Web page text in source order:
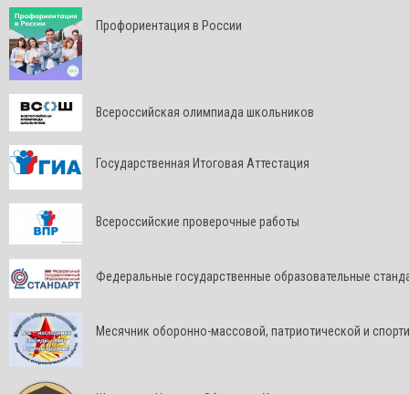
Профориентация в России
Всероссийская олимпиада школьников
Государственная Итоговая Аттестация
Всероссийские проверочные работы
Федеральные государственные образовательные
Месячник оборонно-массовой, патриотической и